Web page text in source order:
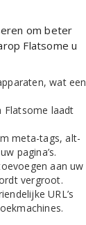
om beter
Flatsome u
wat een
Flatsome laadt
meta-tags, alt-
pagina’s.
aan uw
vergroot.
URL’s